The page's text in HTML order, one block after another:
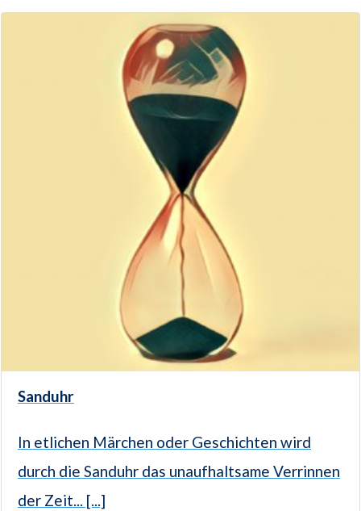
Sanduhr
In etlichen Märchen oder Geschichten wird
durch die Sanduhr das unaufhaltsame Verrinnen
der Zeit... [...]